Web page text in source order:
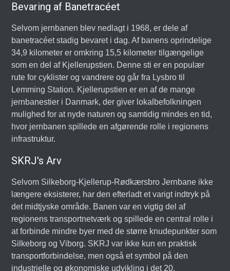
Bevaring af Banetracéet
Selvom jernbanen blev nedlagt i 1968, er dele af
banetracéet stadig bevaret i dag. Af banens oprindelige
34,9 kilometer er omkring 15,5 kilometer tilgængelige
som en del af Kjellerupstien. Denne sti er en populær
rute for cyklister og vandrere og går fra Lysbro til
Lemming Station. Kjellerupstien er en af de mange
jernbanestier i Danmark, der giver lokalbefolkningen
mulighed for at nyde naturen og samtidig mindes en tid,
hvor jernbanen spillede en afgørende rolle i regionens
infrastruktur.
SKRJ's Arv
Selvom Silkeborg-Kjellerup-Rødkærsbro Jernbane ikke
længere eksisterer, har den efterladt et varigt indtryk på
det midtjyske område. Banen var en vigtig del af
regionens transportnetværk og spillede en central rolle i
at forbinde mindre byer med de større knudepunkter som
Silkeborg og Viborg. SKRJ var ikke kun en praktisk
transportforbindelse, men også et symbol på den
industrielle og økonomiske udvikling i det 20.